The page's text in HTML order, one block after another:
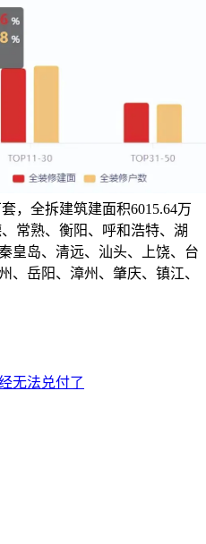
，全拆建筑建面积6015.64万
常熟、衡阳、呼和浩特、湖
皇岛、清远、汕头、上饶、台
、岳阳、漳州、肇庆、镇江、
无法兑付了